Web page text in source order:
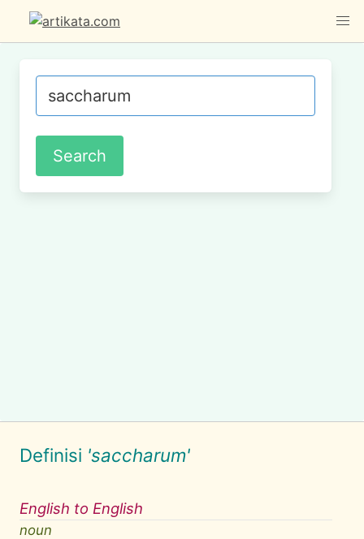
Definisi 'saccharum'
English to English
noun